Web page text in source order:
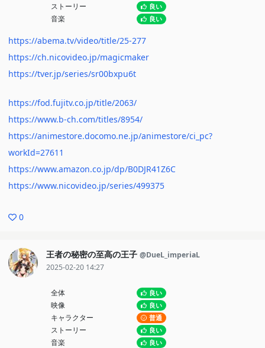
ストーリー 良い
音楽 良い
https://abema.tv/video/title/25-277
https://ch.nicovideo.jp/magicmaker
https://tver.jp/series/sr00bxpu6t
https://fod.fujitv.co.jp/title/2063/
https://www.b-ch.com/titles/8954/
https://animestore.docomo.ne.jp/animestore/ci_pc?
workId=27611
https://www.amazon.co.jp/dp/B0DJR41Z6C
https://www.nicovideo.jp/series/499375
0
王者の秘密の至高の王子 @DueL_imperiaL
2025-02-20 14:27
全体 良い
映像 良い
キャラクター 普通
ストーリー 良い
音楽 良い